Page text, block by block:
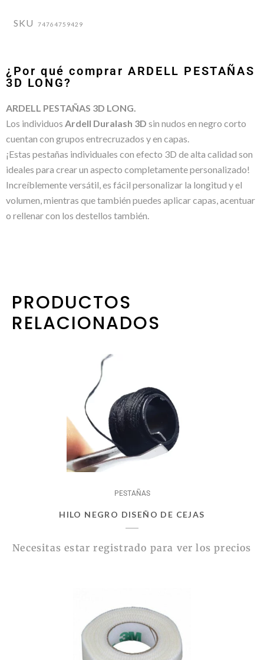
SKU 74764759429
¿Por qué comprar ARDELL PESTAÑAS
3D LONG?
ARDELL PESTAÑAS 3D LONG.
Los individuos Ardell Duralash 3D sin nudos en negro corto
cuentan con grupos entrecruzados y en capas.
¡Estas pestañas individuales con efecto 3D de alta calidad son
ideales para crear un aspecto completamente personalizado!
Increíblemente versátil, es fácil personalizar la longitud y el
volumen, mientras que también puedes aplicar capas, acentuar
o rellenar con los destellos también.
PRODUCTOS
RELACIONADOS
PESTAÑAS
HILO NEGRO DISEÑO DE CEJAS
Necesitas estar registrado para ver los precios